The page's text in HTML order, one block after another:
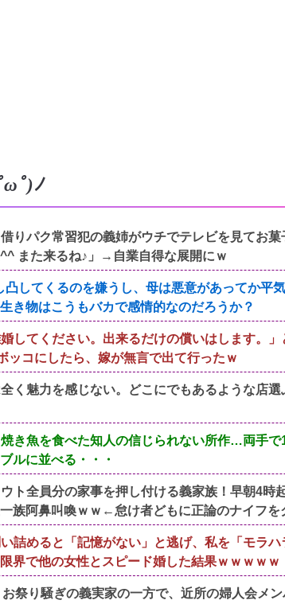
ωﾟ)ﾉ
りパク常習犯の義姉がウチでテレビを見てお
また来るね♪」→自業自得な展開にｗ
してくるのを嫌うし、母は悪意があってか平
き物はこうもバカで感情的なのだろうか？
してください。出来るだけの償いはします。
ッコにしたら、嫁が無言で出て行ったｗ
く魅力を感じない。どこにでもあるような店選
焼き魚を食べた知人の信じられない所作…両手
ルに並べる・・・
ト全員分の家事を押し付ける義家族！早朝4時
族阿鼻叫喚ｗｗ←怠け者どもに正論のナイフを
詰めると「記憶がない」と逃げ、私を「モラ
界で他の女性とスピード婚した結果ｗｗｗｗｗ
祭り騒ぎの義実家の一方で、近所の婦人会メ